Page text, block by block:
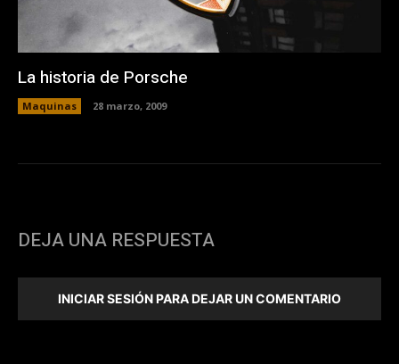
La historia de Porsche
Maquinas 28 marzo, 2009
DEJA UNA RESPUESTA
INICIAR SESIÓN PARA DEJAR UN COMENTARIO